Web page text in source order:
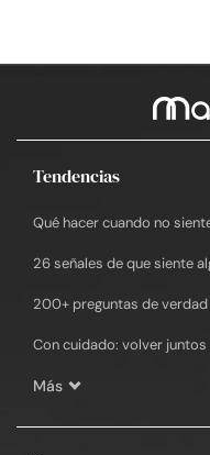
Tendencias
Qué hacer cuando no
26 señales de que siente
200+ preguntas de
Con cuidado: volver
Más